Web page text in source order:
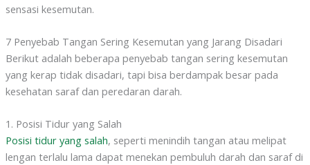
sensasi kesemutan.
7 Penyebab Tangan Sering Kesemutan yang Jarang Disadari
Berikut adalah beberapa penyebab tangan sering kesemutan
yang kerap tidak disadari, tapi bisa berdampak besar pada
kesehatan saraf dan peredaran darah.
1. Posisi Tidur yang Salah
Posisi tidur yang salah, seperti menindih tangan atau melipat
lengan terlalu lama dapat menekan pembuluh darah dan saraf di